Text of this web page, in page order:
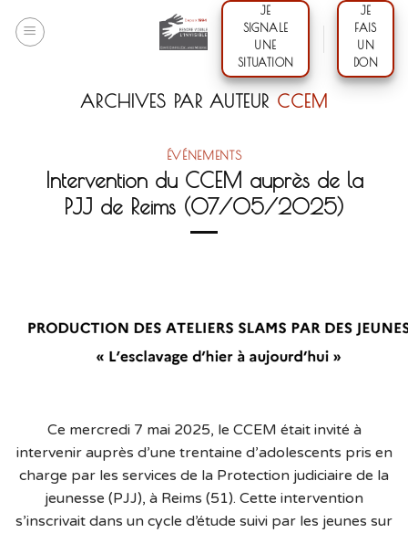
JE
SIGNALE
UNE
SITUATION
JE
FAIS
UN
DON
ARCHIVES PAR AUTEUR CCEM
ÉVÉNEMENTS
Intervention du CCEM auprès de la
PJJ de Reims (07/05/2025)
Ce mercredi 7 mai 2025, le CCEM était invité à
intervenir auprès d’une trentaine d’adolescents pris en
charge par les services de la Protection judiciaire de la
jeunesse (PJJ), à Reims (51). Cette intervention
s’inscrivait dans un cycle d’étude suivi par les jeunes sur